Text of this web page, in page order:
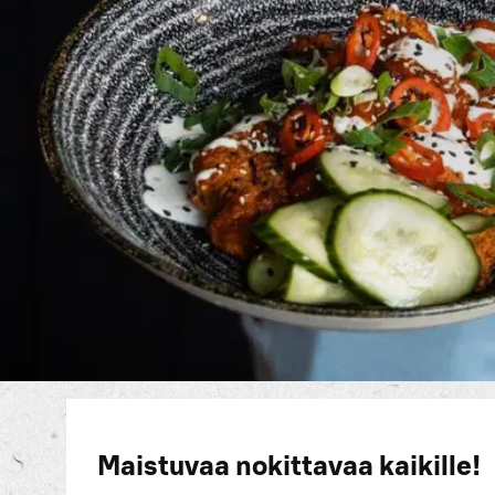
Maistuvaa nokittavaa kaikille!